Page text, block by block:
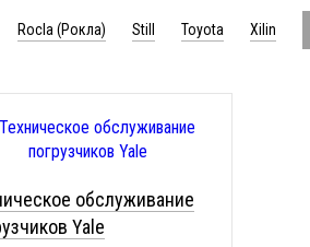
Rocla (Рокла) Still Toyota Xilin
обслуживание
Yale